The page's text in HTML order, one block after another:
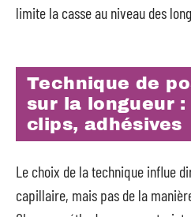
limite la casse au niveau des
Technique de
sur la longueur
clips, adhésives
Le choix de la technique influe
capillaire, mais pas de la